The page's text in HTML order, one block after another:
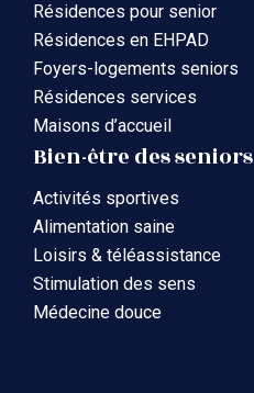
Résidences pour senior
Résidences en EHPAD
Foyers-logements seniors
Résidences services
Maisons d’accueil
Bien-être des seniors
Activités sportives
Alimentation saine
Loisirs & téléassistance
Stimulation des sens
Médecine douce